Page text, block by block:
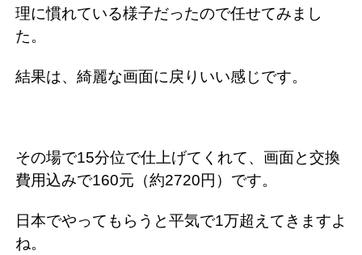
理に慣れている様子だったので任せてみまし
た。
結果は、綺麗な画面に戻りいい感じです。
その場で15分位で仕上げてくれて、画面と交換
費用込みで160元（約2720円）です。
日本でやってもらうと平気で1万超えてきますよ
ね。